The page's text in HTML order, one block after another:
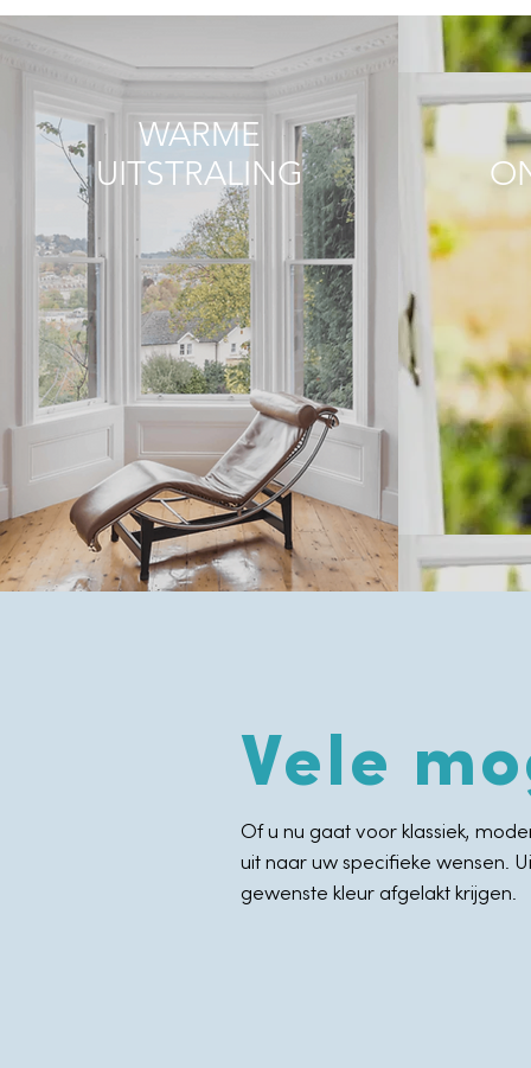
WARME
UITSTRALING
Vele
Of u nu gaat voor klassiek,
uit naar uw specifieke wensen.
gewenste kleur afgelakt krijgen.